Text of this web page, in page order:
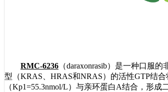
RMC-6236 （daraxonrasib）是一种口服
型（KRAS、HRAS和NRAS）的活性GTP结
（Kp1=55.3nmol/L）与亲环蛋白A结合，形